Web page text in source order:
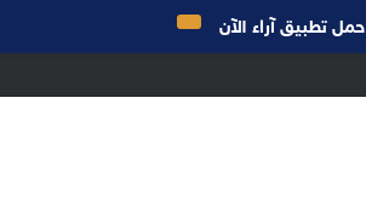
حمل تطبيق آراء الآن